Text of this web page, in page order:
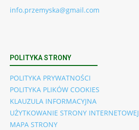
info.przemyska@gmail.com
POLITYKA STRONY
POLITYKA PRYWATNOŚCI
POLITYKA PLIKÓW COOKIES
KLAUZULA INFORMACYJNA
UŻYTKOWANIE STRONY INTERNETOWEJ
MAPA STRONY